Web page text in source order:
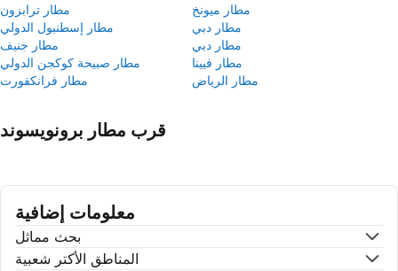
مطار ترابزون
مطار ميونخ
مطار إسطنبول الدولي
مطار دبي
مطار جنيف
مطار دبي
مطار صبيحة كوكجن الدولي
مطار فيينا
مطار فرانكفورت
مطار الرياض
قرب مطار برونويسوند
معلومات إضافية
بحث مماثل
المناطق الأكتر شعبية